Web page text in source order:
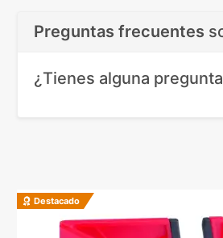
Preguntas frecuentes
¿Tienes alguna
Destacado